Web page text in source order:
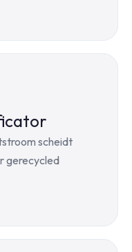
scheidt
gerecycled